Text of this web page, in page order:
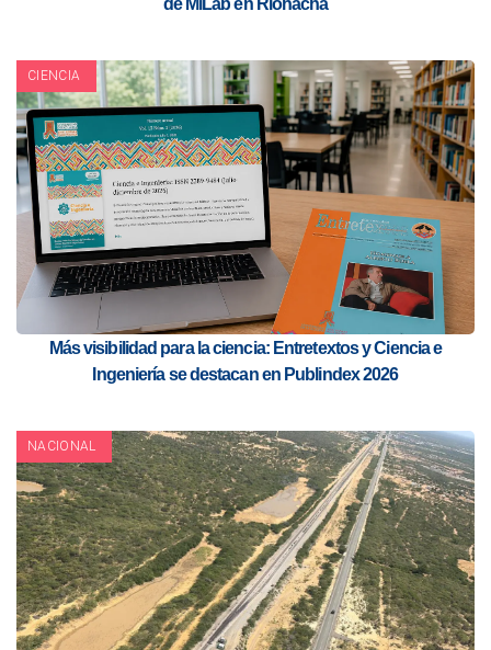
CIENCIA
Más visibilidad para la ciencia: Entretextos y Ciencia e
Ingeniería se destacan en Publindex 2026
NACIONAL